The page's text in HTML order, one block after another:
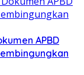
APBD